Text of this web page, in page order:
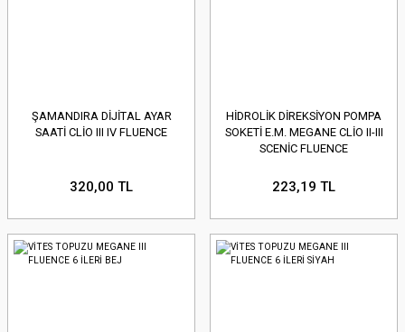
ŞAMANDIRA DİJİTAL AYAR
SAATİ CLİO III IV FLUENCE
320,00 TL
HİDROLİK DİREKSİYON POMPA
SOKETİ E.M. MEGANE CLİO II-III
SCENİC FLUENCE
223,19 TL